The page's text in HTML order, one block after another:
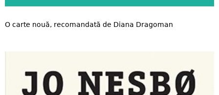
O carte nouă, recomandată de Diana Dragoman